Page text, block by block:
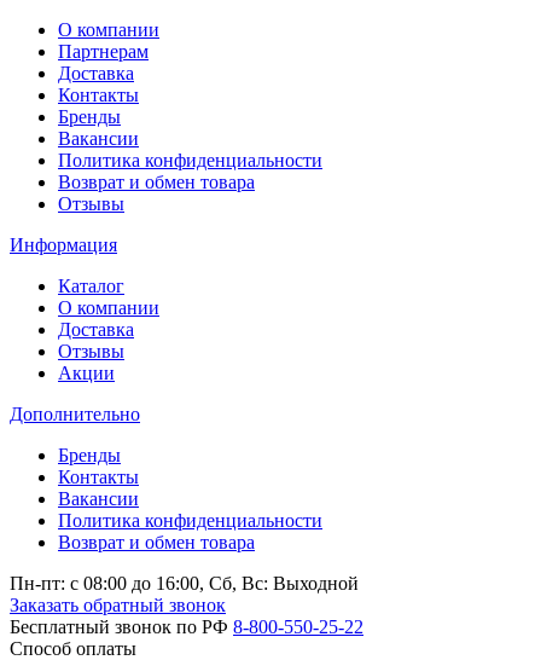
О компании
Партнерам
Доставка
Контакты
Бренды
Вакансии
Политика конфиденциальности
Возврат и обмен товара
Отзывы
Информация
Каталог
О компании
Доставка
Отзывы
Акции
Дополнительно
Бренды
Контакты
Вакансии
Политика конфиденциальности
Возврат и обмен товара
Пн-пт: c 08:00 до 16:00, Сб, Вс: Выходной
Заказать обратный звонок
Бесплатный звонок по РФ 8-800-550-25-22
Способ оплаты